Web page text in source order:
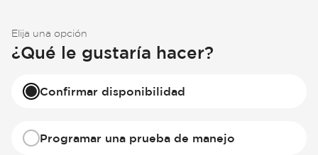
Elija una opción
¿Qué le gustaría hacer?
Confirmar disponibilidad
Programar una prueba de manejo